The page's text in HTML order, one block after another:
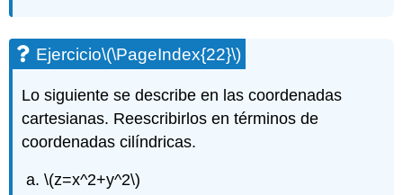
Ejercicio\(\PageIndex{22}\)
Lo siguiente se describe en las coordenadas
cartesianas. Reescribirlos en términos de
coordenadas cilíndricas.
\(z=x^2+y^2\)